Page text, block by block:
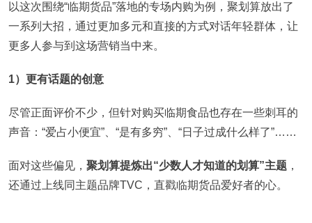
以这次围绕“临期货品”落地的专场内购为例，聚划算放出了
一系列大招，通过更加多元和直接的方式对话年轻群体，让
更多人参与到这场营销当中来。
1）更有话题的创意
尽管正面评价不少，但针对购买临期食品也存在一些刺耳的
声音：“爱占小便宜”、“是有多穷”、“日子过成什么样了”……
面对这些偏见， 聚划算提炼出“少数人才知道的划算”主题 ，
还通过上线同主题品牌TVC，直戳临期货品爱好者的心。